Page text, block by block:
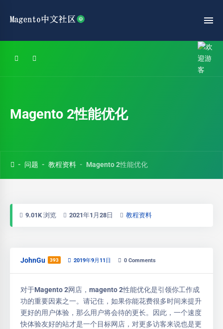
Magento 2性能优化
问题 教程资料 Magento 2性能优化
9.01K 浏览 2021年1月28日 教程资料
JohnGu 393 2019年9月11日 0 Comments
对于Magento 2网店，magento 2性能优化是引领你工作成
功的重要因素之一。请记住，如果你能花费很多时间来提升
更好的用户体验，那么用户将会待的更长。因此，一个速度
快体验友好的站才是一个目标网店，对更多访客来说也是更